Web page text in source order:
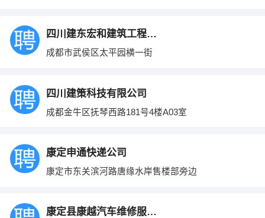
四川建东宏和建筑工程有限公司
成都市武侯区太平园横一街
四川建策科技有限公司
成都金牛区抚琴西路181号4楼A03室
康定申通快递公司
康定市东关滨河路唐缘水岸售楼部旁边
康定县康越汽车维修服务有限责任公司